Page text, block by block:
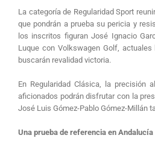
La categoría de Regularidad Sport
que pondrán a prueba su pericia y
los inscritos figuran José Ignacio
Luque con Volkswagen Golf,
buscarán revalidad victoria.
En Regularidad Clásica, la precisión
aficionados podrán disfrutar con la
José Luis Gómez-Pablo Gómez-Millán
Una prueba de referencia en Andalucía